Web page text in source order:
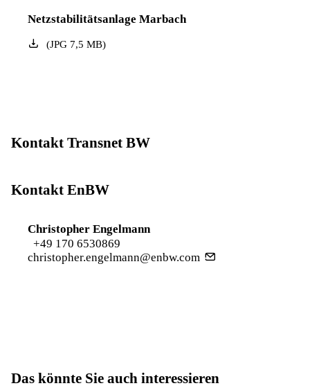
Netzstabilitätsanlage Marbach
(JPG7,5 MB)
Kontakt Transnet BW
Kontakt EnBW
Christopher Engelmann
+49 170 6530869
christopher.engelmann@enbw.com
Das könnte Sie auch interessieren